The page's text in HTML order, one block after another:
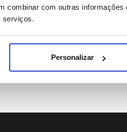
combinar com outras
serviços.
Personalizar